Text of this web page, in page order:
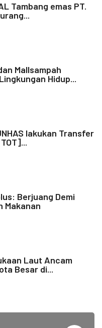
Tambang emas PT.
Mallsampah
Hidup...
lakukan Transfer
Berjuang Demi
Makanan
Laut Ancam
Besar di...